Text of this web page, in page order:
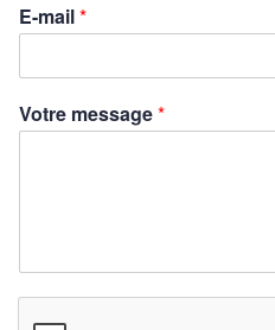
E-mail*
Votre message*